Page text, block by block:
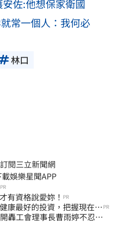
佐:他想保家衛國
常一個人：我何必
林口
閱三立新聞網
動態 即刻下載娛樂星聞APP
PR
有資格說愛妳！ PR
康最好的投資，把握現在不 PR
轟工會理事長曹雨婷不忍